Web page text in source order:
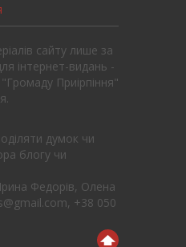
сайту лише за
інтернет-видань -
Приірпіння"
думок чи
блогу чи
Федорів, Олена
+38 050